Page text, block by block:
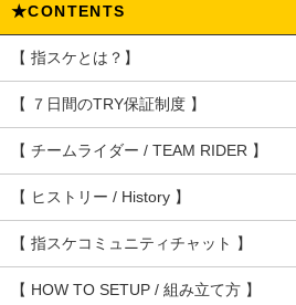
★CONTENTS
【 指スケとは？】
【 ７日間のTRY保証制度 】
【 チームライダー / TEAM RIDER 】
【 ヒストリー / History 】
【 指スケコミュニティチャット 】
【 HOW TO SETUP / 組み立て方 】